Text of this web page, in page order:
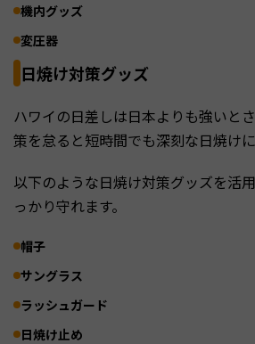
機内グッズ
変圧器
日焼け対策グッズ
ハワイの日差しは日本よりも強いと
策を怠ると短時間でも深刻な日焼けに
以下のような日焼け対策グッズを活
っかり守れます。
帽子
サングラス
ラッシュガード
日焼け止め